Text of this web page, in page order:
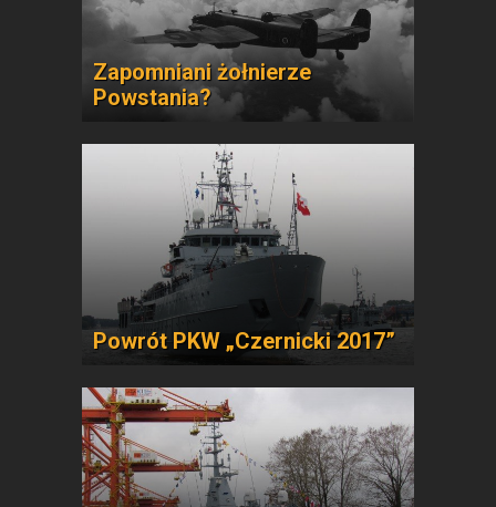
Zapomniani żołnierze
Powstania?
Powrót PKW „Czernicki 2017”